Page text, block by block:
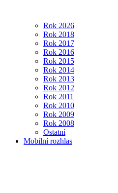
Rok 2026
Rok 2018
Rok 2017
Rok 2016
Rok 2015
Rok 2014
Rok 2013
Rok 2012
Rok 2011
Rok 2010
Rok 2009
Rok 2008
Ostatní
Mobilní rozhlas